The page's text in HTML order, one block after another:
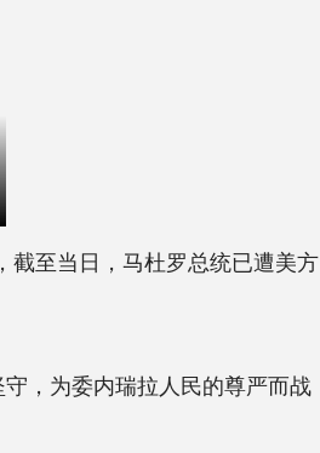
至当日，马杜罗总统已遭美方
，为委内瑞拉人民的尊严而战